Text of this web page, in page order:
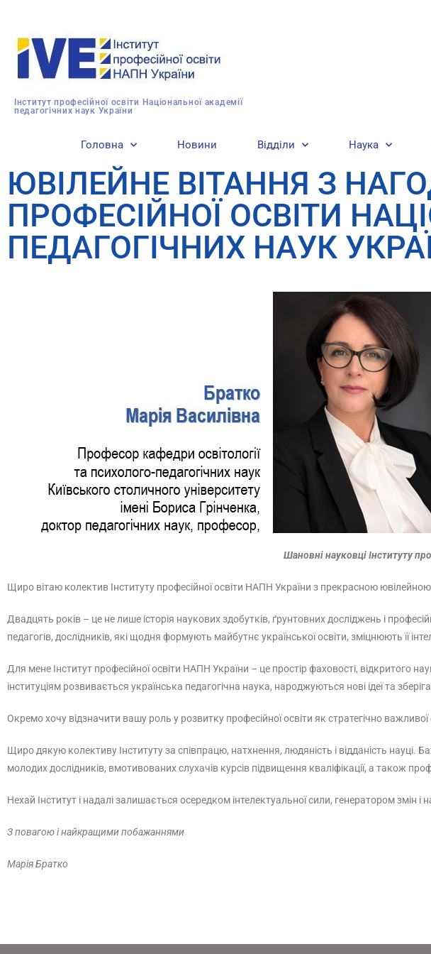
Інститут професійної освіти Національної академії
педагогічних наук України
Головна Новини Відділи Наука
ЮВІЛЕЙНЕ ВІТАННЯ З
ПРОФЕСІЙНОЇ ОСВІТИ
ПЕДАГОГІЧНИХ НАУК
Шановні науковці Інституту
Щиро вітаю колектив Інституту професійної освіти НАПН України з прекрасною
Двадцять років – це не лише історія наукових здобутків, ґрунтовних досліджень і
педагогів, дослідників, які щодня формують майбутнє української освіти, зміцнюють її
Для мене Інститут професійної освіти НАПН України – це простір фаховості, відкритого
інституціям розвивається українська педагогічна наука, народжуються нові ідеї та
Окремо хочу відзначити вашу роль у розвитку професійної освіти як стратегічно
Щиро дякую колективу Інституту за співпрацю, натхнення, людяність і відданість науці.
молодих дослідників, вмотивованих слухачів курсів підвищення кваліфікації, а також
Нехай Інститут і надалі залишається осередком інтелектуальної сили, генератором змін і
З повагою і найкращими побажаннями
Марія Братко